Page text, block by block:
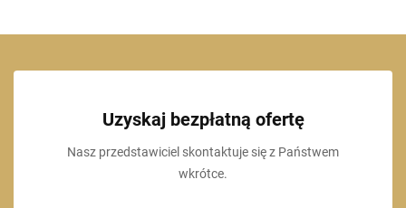
Uzyskaj bezpłatną ofertę
Nasz przedstawiciel skontaktuje się z Państwem
wkrótce.